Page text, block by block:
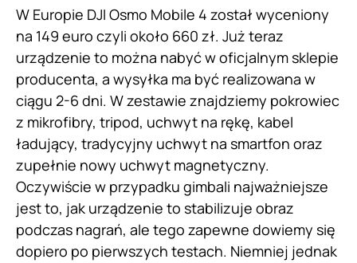
W Europie DJI Osmo Mobile 4 został wyceniony
na 149 euro czyli około 660 zł. Już teraz
urządzenie to można nabyć w oficjalnym sklepie
producenta, a wysyłka ma być realizowana w
ciągu 2-6 dni. W zestawie znajdziemy pokrowiec
z mikrofibry, tripod, uchwyt na rękę, kabel
ładujący, tradycyjny uchwyt na smartfon oraz
zupełnie nowy uchwyt magnetyczny.
Oczywiście w przypadku gimbali najważniejsze
jest to, jak urządzenie to stabilizuje obraz
podczas nagrań, ale tego zapewne dowiemy się
dopiero po pierwszych testach. Niemniej jednak